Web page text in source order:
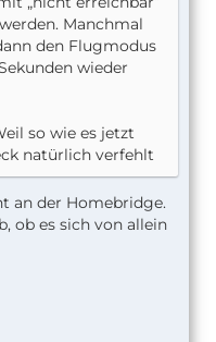
Manchmal
den Flugmodus
wieder
so wie es jetzt
natürlich verfehlt
an der Homebridge.
ob es sich von allein